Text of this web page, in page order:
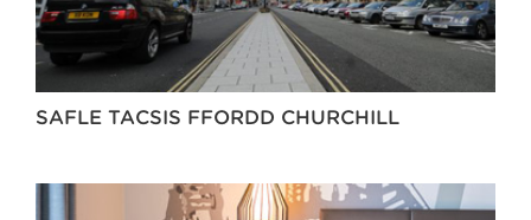
SAFLE TACSIS FFORDD CHURCHILL